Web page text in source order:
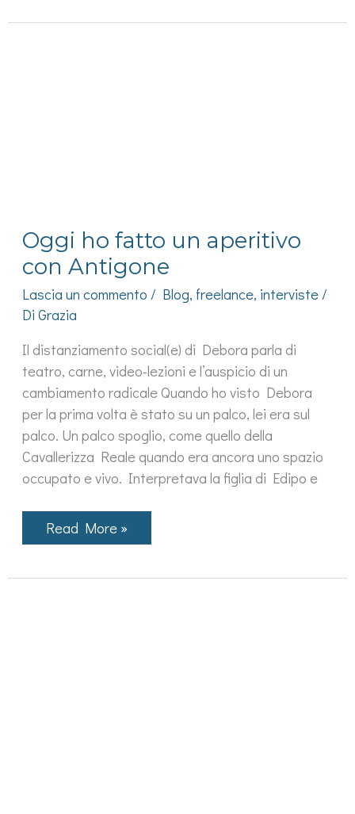
Zoom
Oggi ho fatto un aperitivo
con Antigone
Lascia un commento / Blog, freelance, interviste/
DiGrazia
Il distanziamento social(e) di Debora parla di
teatro, carne, video-lezioni e l’auspicio di un
cambiamento radicale Quando ho visto Debora
per la prima volta è stato su un palco, lei era sul
palco. Un palco spoglio, come quello della
Cavallerizza Reale quando era ancora uno spazio
occupato e vivo. Interpretava la figlia di Edipo e
Oggi
ho
aperitivo
Read More »